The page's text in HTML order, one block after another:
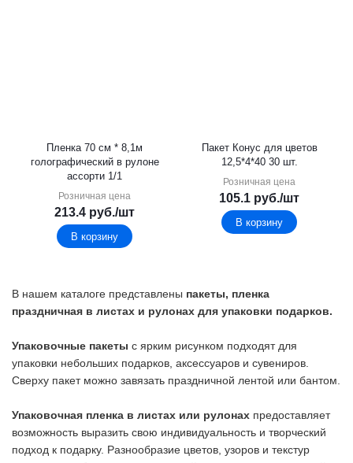
Пленка 70 см * 8,1м
голографический в рулоне
ассорти 1/1
Розничная цена
213.4 руб./шт
В корзину
Пакет Конус для цветов
12,5*4*40 30 шт.
Розничная цена
105.1 руб./шт
В корзину
В нашем каталоге представлены пакеты, пленка
праздничная в листах и рулонах для упаковки подарков.
Упаковочные пакеты с ярким рисунком подходят для
упаковки небольших подарков, аксессуаров и сувениров.
Сверху пакет можно завязать праздничной лентой или бантом.
Упаковочная пленка в листах или рулонах предоставляет
возможность выразить свою индивидуальность и творческий
подход к подарку. Разнообразие цветов, узоров и текстур